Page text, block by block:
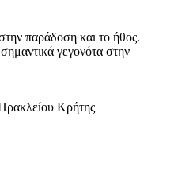
παράδοση και το ήθος.
γεγονότα στην
Κρήτης